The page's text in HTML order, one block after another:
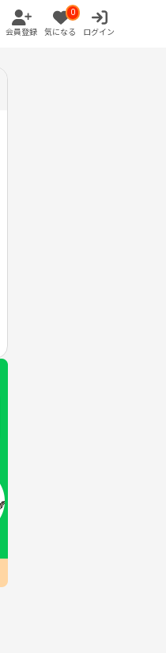
会員登録
0
気になる ログイン